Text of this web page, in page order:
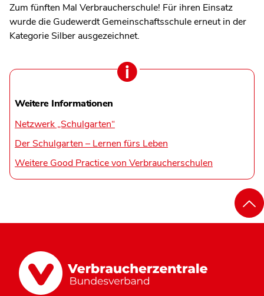
Zum fünften Mal Verbraucherschule! Für ihren Einsatz
wurde die Gudewerdt Gemeinschaftsschule erneut in der
Kategorie Silber ausgezeichnet.
Weitere Informationen
Netzwerk „Schulgarten“
Der Schulgarten – Lernen fürs Leben
Weitere Good Practice von Verbraucherschulen